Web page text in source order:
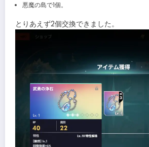
悪魔の島で1個。
とりあえず2個交換できました。